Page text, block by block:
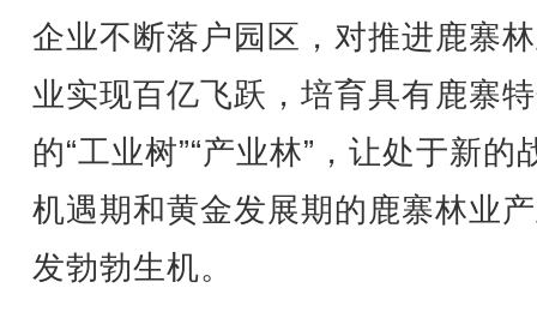
企业不断落户园区，对推进鹿寨
业实现百亿飞跃，培育具有鹿寨
的“工业树”“产业林”，让处于新的
机遇期和黄金发展期的鹿寨林业
发勃勃生机。